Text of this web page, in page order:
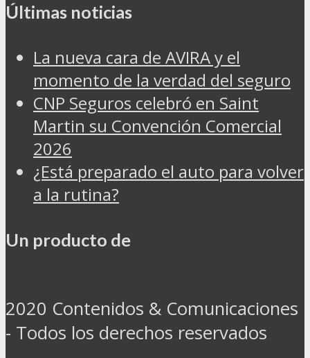
Últimas noticias
La nueva cara de AVIRA y el
momento de la verdad del seguro
CNP Seguros celebró en Saint
Martin su Convención Comercial
2026
¿Está preparado el auto para volver
a la rutina?
Un producto de
2020 Contenidos & Comunicaciones
- Todos los derechos reservados